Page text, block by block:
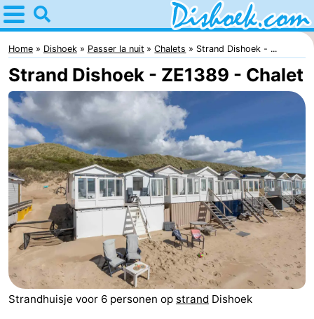
Home
Dishoek
Astuces
Avec
les
enfants
Passer
la
nuit
Appartements
-
Duinhof
Klein
Dishoek
-
Martina
Noordzee
Campings
Home Dishoek Passer la nuit Chalets Strand Dishoek - ...
Strand Dishoek - ZE1389 - Chalet
Strandhuisje voor 6 personen op strand Dishoek